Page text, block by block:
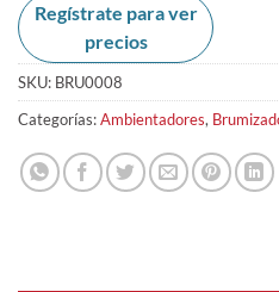
Regístrate para ver
precios
SKU: BRU0008
Categorías:Ambientadores,